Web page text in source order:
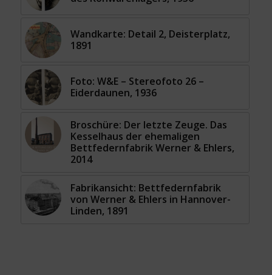
Wandkarte: Detail 2, Deisterplatz,
1891
Foto: W&E – Stereofoto 26 –
Eiderdaunen, 1936
Broschüre: Der letzte Zeuge. Das
Kesselhaus der ehemaligen
Bettfedernfabrik Werner & Ehlers,
2014
Fabrikansicht: Bettfedernfabrik
von Werner & Ehlers in Hannover-
Linden, 1891